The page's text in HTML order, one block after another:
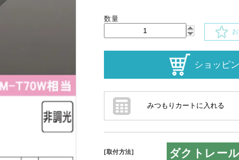
数量
お
[取付方法] ダクトレール